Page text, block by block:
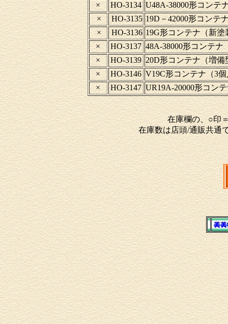
×
HO-3134 U48A-38000形コンテ
×
HO-3135 19D－42000形コンテ
×
HO-3136 19G形コンテナ（新塗
×
HO-3137 48A-38000形コンテナ
×
HO-3139 20D形コンテナ（増備
×
HO-3146 V19C形コンテナ（3
×
HO-3147 UR19A-20000形コン
在庫欄の、○印
在庫数は店頭/通販共通